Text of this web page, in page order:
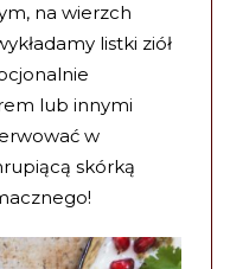
na wierzch
listki ziół
lub innymi
w
skórką